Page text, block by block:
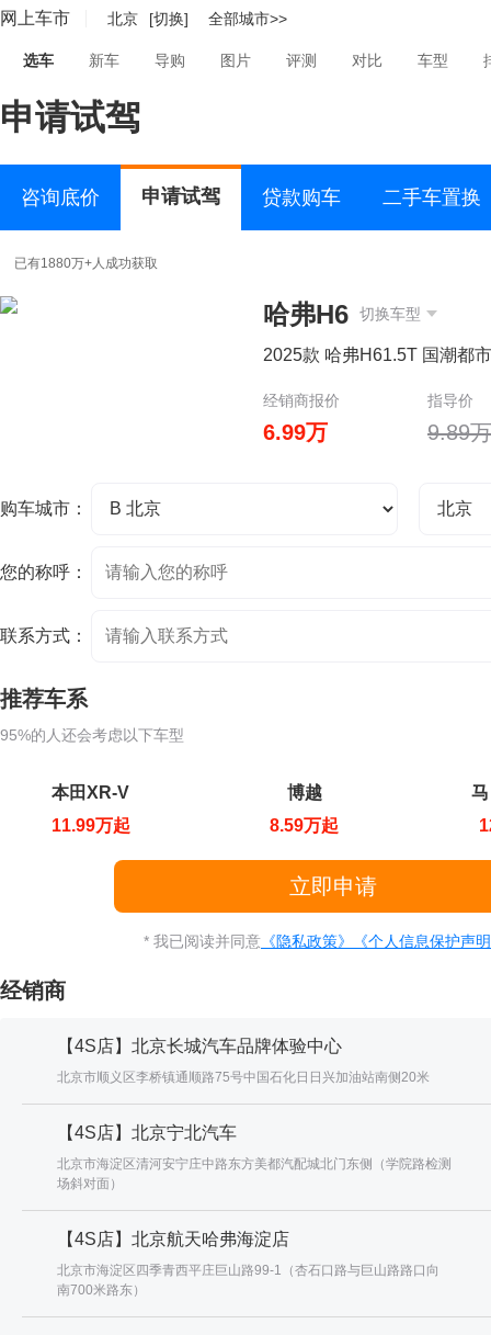
网上车市 北京 [切换] 全部城市>>
选车 新车 导购 图片 评测 对比 车型
申请试驾
咨询底价 申请试驾 贷款购车 二手车置换
已有1880万+人成功获取
哈弗H6 切换车型
2025款 哈弗H61.5T 国潮都
经销商报价 指导价
6.99万 9.89万
购车城市：
您的称呼：
联系方式：
推荐车系
95%的人还会考虑以下车型
本田XR-V
11.99万起
博越
8.59万起
* 我已阅读并同意 《隐私政策》 《个人信息保护声
经销商
【4S店】北京长城汽车品牌体验中心
北京市顺义区李桥镇通顺路75号中国石化日日兴加油站南侧20米
【4S店】北京宁北汽车
北京市海淀区清河安宁庄中路东方美都汽配城北门东侧（学院路检测
场斜对面）
【4S店】北京航天哈弗海淀店
北京市海淀区四季青西平庄巨山路99-1（杏石口路与巨山路路口向
南700米路东）